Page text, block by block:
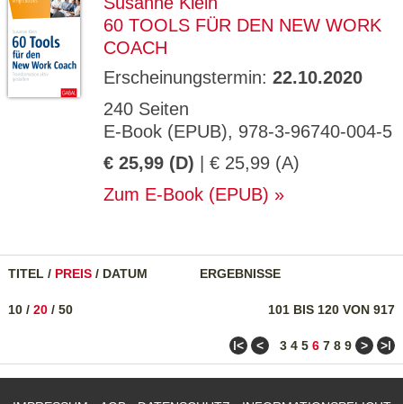
60 TOOLS FÜR DEN NEW WORK
COACH
Erscheinungstermin: 22.10.2020
240 Seiten
E-Book (EPUB), 978-3-96740-004-5
€ 25,99 (D) | € 25,99 (A)
Zum E-Book (EPUB)
TITEL / PREIS / DATUM ERGEBNISSE
101 BIS 120 VON 917
10 / 20 / 50
ǀ< < 3 4 5 6 7 8 9 > >ǀ